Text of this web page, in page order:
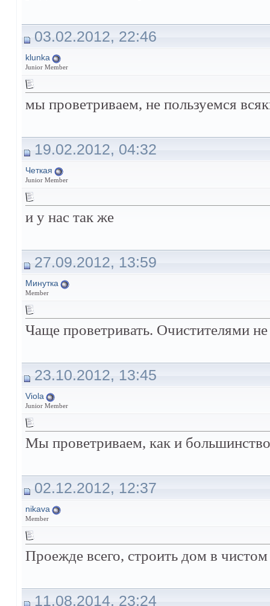
03.02.2012, 22:46
klunka
Junior Member
мы проветриваем, не пользуемся
19.02.2012, 04:32
Четкая
Junior Member
и у нас так же
27.09.2012, 13:59
Минутка
Member
Чаще проветривать. Очистителями не
23.10.2012, 13:45
Viola
Junior Member
Мы проветриваем, как и
02.12.2012, 12:37
nikava
Member
Проежде всего, строить дом в
11.08.2014, 23:24